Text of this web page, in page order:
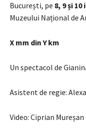
București, pe 8, 9 și
Muzeului Național de
X mm din Y km
Un spectacol de
Asistent de regie:
Video: Ciprian Mureșan